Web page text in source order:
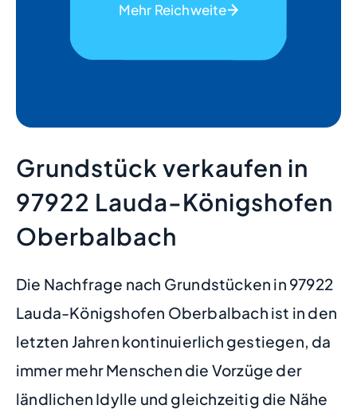
Mehr Reichweite
Grundstück verkaufen in
97922 Lauda-Königshofen
Oberbalbach
Die Nachfrage nach Grundstücken in 97922
Lauda-Königshofen Oberbalbach ist in den
letzten Jahren kontinuierlich gestiegen, da
immer mehr Menschen die Vorzüge der
ländlichen Idylle und gleichzeitig die Nähe